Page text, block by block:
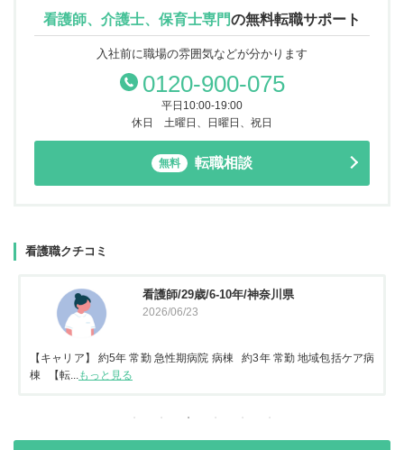
看護師、介護士、保育士専門の無料転職サポート
入社前に職場の雰囲気などが分かります
0120-900-075
平日10:00-19:00
休日 土曜日、日曜日、祝日
無料 転職相談
看護職クチコミ
看護師/29歳/6-10年/神奈川県
2026/06/23
【キャリア】 約5年 常勤 急性期病院 病棟 約3年 常勤 地域包括ケア病
棟 【転...
もっと見る